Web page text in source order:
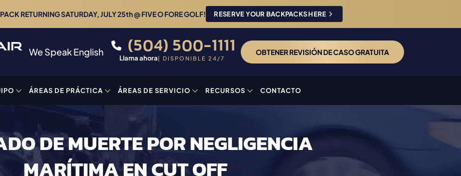
RETURNING SATURDAY, JULY 25th @ FIVE O FORE GOLF! RESERVE YOUR BACKPACKS HERE
We Speak English (504) 500-1111
Llama ahora| DISPONIBLE 24/7
OBTENER REVISIÓN DE CASO GRATUITA
ÁREAS DE PRÁCTICA ÁREAS DE SERVICIO RECURSOS CONTACTO
DE MUERTE POR NEGLIGENCIA
MARÍTIMA EN CUT OFF